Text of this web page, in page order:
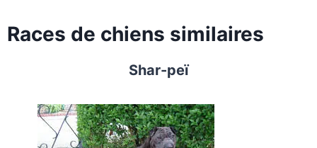
Races de chiens similaires
Shar-peï